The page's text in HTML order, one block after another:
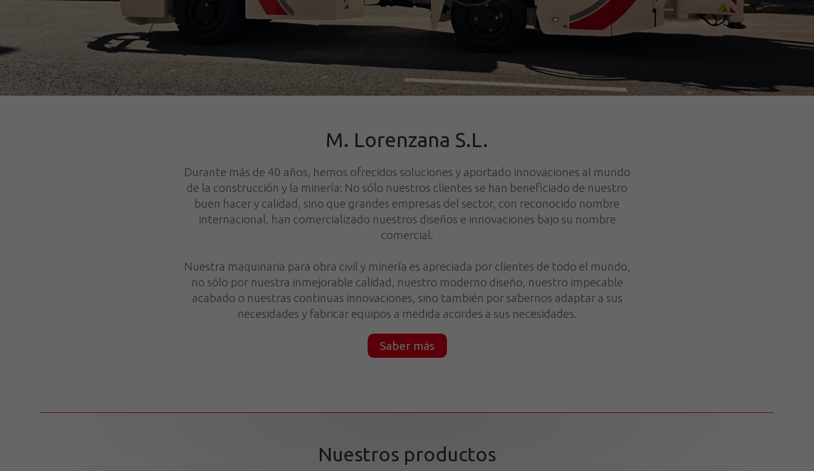
M. Lorenzana S.L.
Durante más de 40 años, hemos ofrecidos soluciones y aportado innovaciones al mundo
de la construcción y la minería: No sólo nuestros clientes se han beneficiado de nuestro
buen hacer y calidad, sino que grandes empresas del sector, con reconocido nombre
internacional, han comercializado nuestros diseños e innovaciones bajo su nombre
comercial.
Nuestra maquinaria para obra civil y minería es apreciada por clientes de todo el mundo,
no sólo por nuestra inmejorable calidad, nuestro moderno diseño, nuestro impecable
acabado o nuestras continuas innovaciones, sino también por sabernos adaptar a sus
necesidades y fabricar equipos a medida acordes a sus necesidades.
Saber más
Nuestros productos